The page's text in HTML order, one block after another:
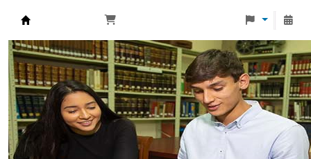
Biblioteca Universidad Monteávila